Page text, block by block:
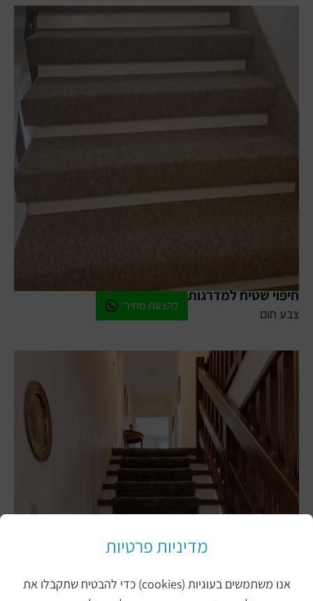
חיפוי שטיח למדרגות
צבע חום
להצעת מחיר
מדיניות פרטיות
אנו משתמשים בעוגיות (cookies) כדי להבטיח שתקבלו את